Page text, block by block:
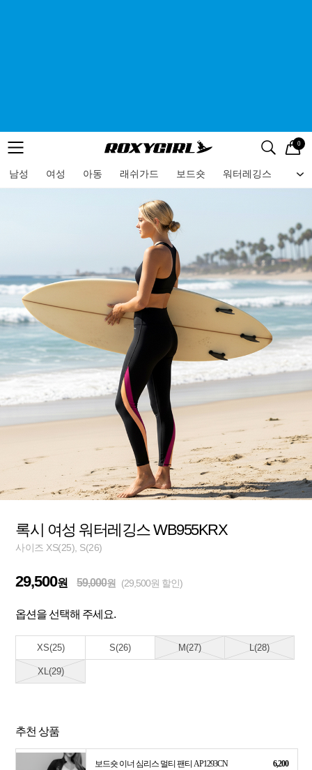
메뉴 검색
로고 0
남성 여성 아동 래쉬가드 보드숏 워터레깅스 비
메뉴
록시 여성 워터레깅스 WB955KRX
사이즈 XS(25), S(26)
29,500원 59,000원 (29,500원 할인)
옵션을 선택해 주세요.
XS(25) S(26) M(27) L(28)
XL(29)
추천 상품
보드숏 이너 심리스 멀티 팬티 AP1293CN 6,200